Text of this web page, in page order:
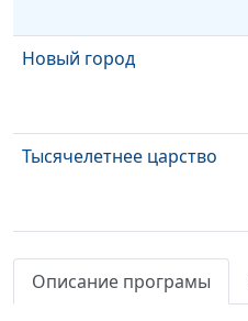
Новый город
Тысячелетнее царство
Свадьба вселенского
масштаба
Описание програмы